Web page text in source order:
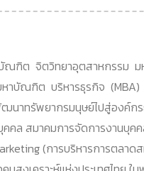
ฑิต จิตวิทยาอุตสาหกรรม มห
าบัณฑิต บริหารธุรกิจ (MBA)
นาทรัพยากรมนุษย์ไปสู่องค์
ล สมาคมการจัดการงานบุคค
(การบริหารการตลาด